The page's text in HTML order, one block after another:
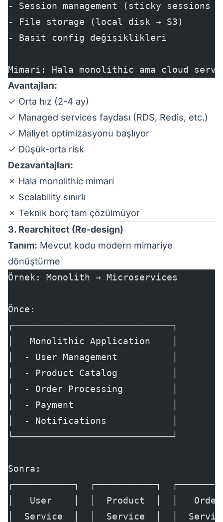
- Session management (sticky sessions
- File storage (local disk → S3)
- Basit config değişiklikleri
Mimari: Hala monolithic ama cloud
Avantajları:
✓ Orta hız (2-4 ay)
✓ Managed services faydası (RDS, Redis, etc.)
✓ Maliyet optimizasyonu başlıyor
✓ Düşük-orta risk
Dezavantajları:
✗ Hala monolithic mimari
✗ Scalability sınırlı
✗ Teknik borç tam çözülmüyor
3. Rearchitect (Re-design)
Tanım: Mevcut kodu modern mimariye
dönüştürme
Örnek: Monolith → Microservices
Önce:
┌─────────────────────────────┐
│   Monolithic Application    │
│  - User Management          │
│  - Product Catalog          │
│  - Order Processing         │
│  - Payment                  │
│  - Notifications            │
└─────────────────────────────┘
Sonra:
┌───────────┐  ┌───────────┐
│   User    │  │  Product  │  │
│  Service  │  │  Service  │  │